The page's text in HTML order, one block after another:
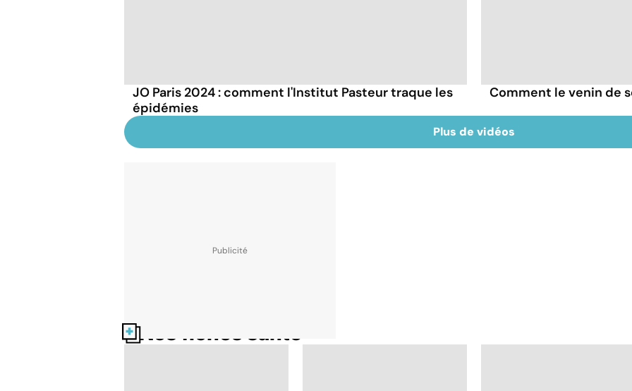
JO Paris 2024 : comment l'Institut Pasteur traque les
épidémies
Comment le venin de
Plus de vidéos
Nos fiches santé